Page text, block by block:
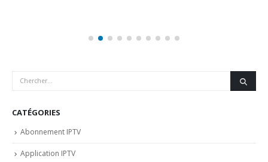
CATÉGORIES
Abonnement IPTV
Application IPTV